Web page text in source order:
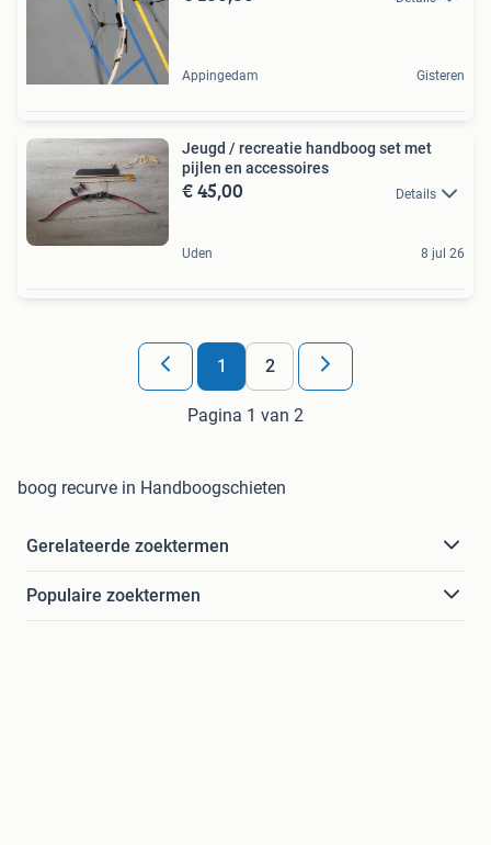
Appingedam Gisteren
Jeugd / recreatie handboog set met
pijlen en accessoires
€ 45,00 Details
Uden 8 jul 26
1 2
Pagina 1 van 2
boog recurve in Handboogschieten
Gerelateerde zoektermen
Populaire zoektermen